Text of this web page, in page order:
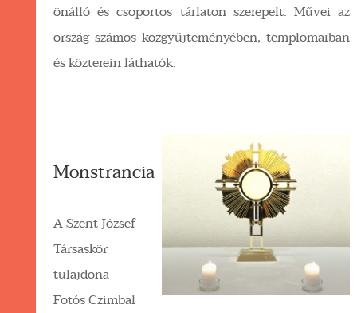
önálló és csoportos tárlaton szerepelt. Művei az
ország számos közgyűjteményében, templomaiban
és közterein láthatók.
Monstrancia
A Szent József
Társaskör
tulajdona
Fotós Czimbal